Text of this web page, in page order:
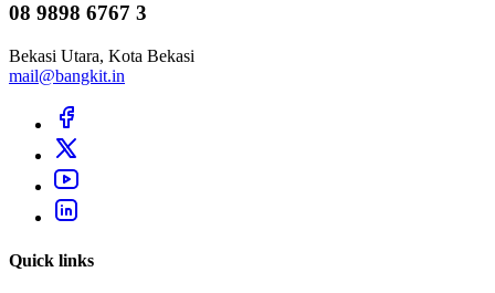
08 9898 6767 3
Bekasi Utara, Kota Bekasi
mail@bangkit.in
Quick links